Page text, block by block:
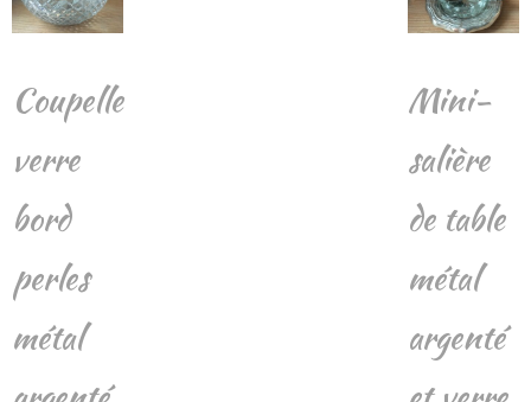
Coupelle
verre
bord
perles
métal
Mini-
salière
de table
métal
argenté